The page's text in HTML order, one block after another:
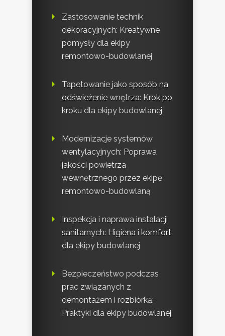
Zastosowanie technik
dekoracyjnych: Kreatywne
pomysły dla ekipy
remontowo-budowlanej
Tapetowanie jako sposób na
odświeżenie wnętrza: Krok po
kroku dla ekipy budowlanej
Modernizacje systemów
wentylacyjnych: Poprawa
jakości powietrza
wewnętrznego przez ekipę
remontowo-budowlaną
Inspekcja i naprawa instalacji
sanitarnych: Higiena i komfort
dla ekipy budowlanej
Bezpieczeństwo podczas
prac związanych z
demontażem i rozbiórką:
Praktyki dla ekipy budowlanej